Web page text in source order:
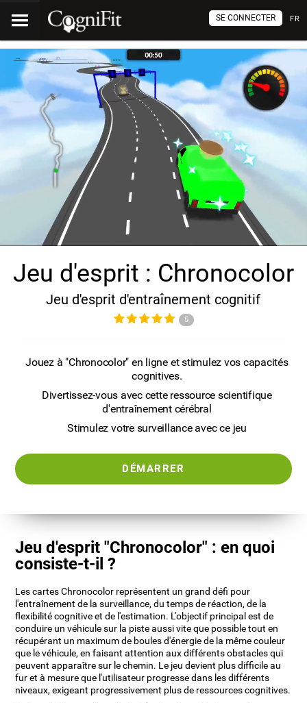
FR
SE CONNECTER
Jeu d'esprit : Chronocolor
Jeu d'esprit d'entraînement cognitif
5
Jouez à "Chronocolor" en ligne et stimulez vos capacités
cognitives.
Divertissez-vous avec cette ressource scientifique
d'entraînement cérébral
Stimulez votre surveillance avec ce jeu
DÉMARRER
Jeu d'esprit "Chronocolor" : en quoi
consiste-t-il ?
Les cartes Chronocolor représentent un grand défi pour
l'entraînement de la surveillance, du temps de réaction, de la
flexibilité cognitive et de l'estimation. L'objectif principal est de
conduire un véhicule sur la piste aussi vite que possible tout en
récupérant un maximum de boules d'énergie de la même couleur
que le véhicule, en faisant attention aux différents obstacles qui
peuvent apparaître sur le chemin. Le jeu devient plus difficile au
fur et à mesure que l'utilisateur progresse dans les différents
niveaux, exigeant progressivement plus de ressources cognitives.